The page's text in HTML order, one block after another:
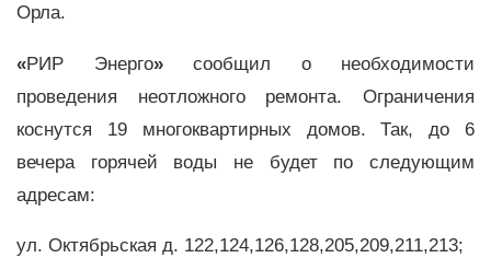
Орла.
«РИР Энерго»сообщил о необходимости
проведения неотложного ремонта. Ограничения
коснутся 19 многоквартирных домов. Так, до 6
вечера горячей воды не будет по следующим
адресам:
ул. Октябрьская д. 122,124,126,128,205,209,211,213;